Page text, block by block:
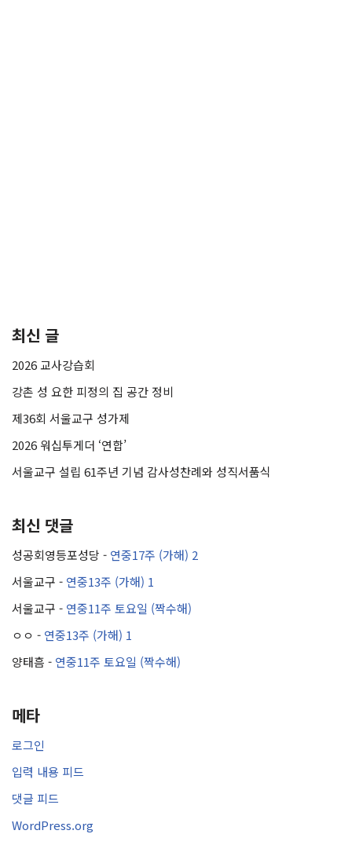
최신 글
2026 교사강습회
강촌 성 요한 피정의 집 공간 정비
제36회 서울교구 성가제
2026 워십투게더 ‘연합’
서울교구 설립 61주년 기념 감사성찬례와 성직서품식
최신 댓글
성공회영등포성당 - 연중17주 (가해) 2
서울교구 - 연중13주 (가해) 1
서울교구 - 연중11주 토요일 (짝수해)
ㅇㅇ - 연중13주 (가해) 1
양태흠 - 연중11주 토요일 (짝수해)
메타
로그인
입력 내용 피드
댓글 피드
WordPress.org